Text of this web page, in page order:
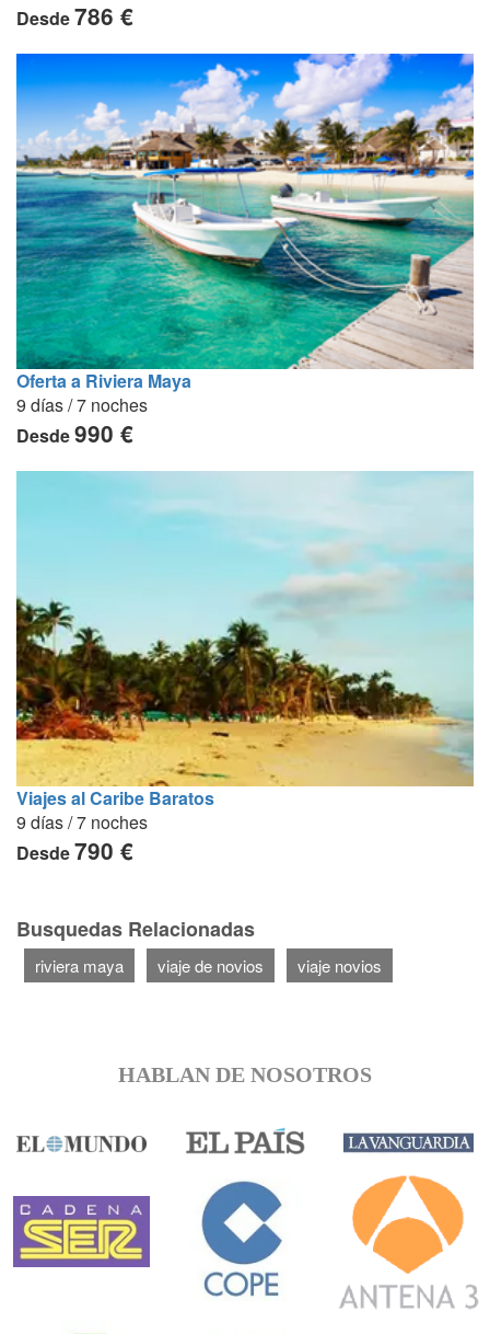
Desde786 €
Oferta a Riviera Maya
9 días / 7 noches
Desde990 €
Viajes al Caribe Baratos
9 días / 7 noches
Desde790 €
Busquedas Relacionadas
riviera maya viaje de novios viaje novios
HABLAN DE NOSOTROS